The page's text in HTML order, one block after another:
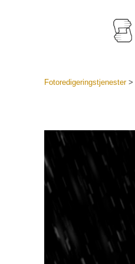
Fotoredigeringstjenester>